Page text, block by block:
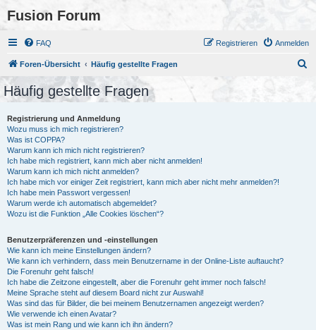
Fusion Forum
FAQ Anmelden
Registrieren
Foren-Übersicht Häufig gestellte Fragen
Häufig gestellte Fragen
Registrierung und Anmeldung
Wozu muss ich mich registrieren?
Was ist COPPA?
Warum kann ich mich nicht registrieren?
Ich habe mich registriert, kann mich aber nicht anmelden!
Warum kann ich mich nicht anmelden?
Ich habe mich vor einiger Zeit registriert, kann mich aber nicht mehr anmelden?!
Ich habe mein Passwort vergessen!
Warum werde ich automatisch abgemeldet?
Wozu ist die Funktion „Alle Cookies löschen“?
Benutzerpräferenzen und -einstellungen
Wie kann ich meine Einstellungen ändern?
Wie kann ich verhindern, dass mein Benutzername in der Online-Liste auftaucht?
Die Forenuhr geht falsch!
Ich habe die Zeitzone eingestellt, aber die Forenuhr geht immer noch falsch!
Meine Sprache steht auf diesem Board nicht zur Auswahl!
Was sind das für Bilder, die bei meinem Benutzernamen angezeigt werden?
Wie verwende ich einen Avatar?
Was ist mein Rang und wie kann ich ihn ändern?